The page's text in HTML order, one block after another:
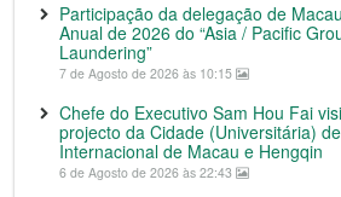
Participação da delegação de
Anual de 2026 do “Asia / Pacific
Laundering”
7 de Agosto de 2026 às 10:15
Chefe do Executivo Sam Hou Fai
projecto da Cidade (Universitária)
Internacional de Macau e Hengqin
6 de Agosto de 2026 às 22:43